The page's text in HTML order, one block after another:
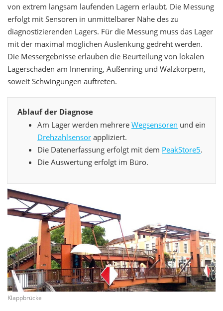
von extrem langsam laufenden Lagern erlaubt. Die Messung
erfolgt mit Sensoren in unmittelbarer Nähe des zu
diagnostizierenden Lagers. Für die Messung muss das Lager
mit der maximal möglichen Auslenkung gedreht werden.
Die Messergebnisse erlauben die Beurteilung von lokalen
Lagerschäden am Innenring, Außenring und Wälzkörpern,
soweit Schwingungen auftreten.
Ablauf der Diagnose
Am Lager werden mehrere Wegsensoren und ein
Drehzahlsensor appliziert.
Die Datenerfassung erfolgt mit dem PeakStore5.
Die Auswertung erfolgt im Büro.
Klappbrücke